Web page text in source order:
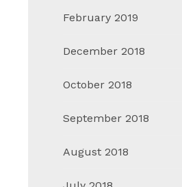
February 2019
December 2018
October 2018
September 2018
August 2018